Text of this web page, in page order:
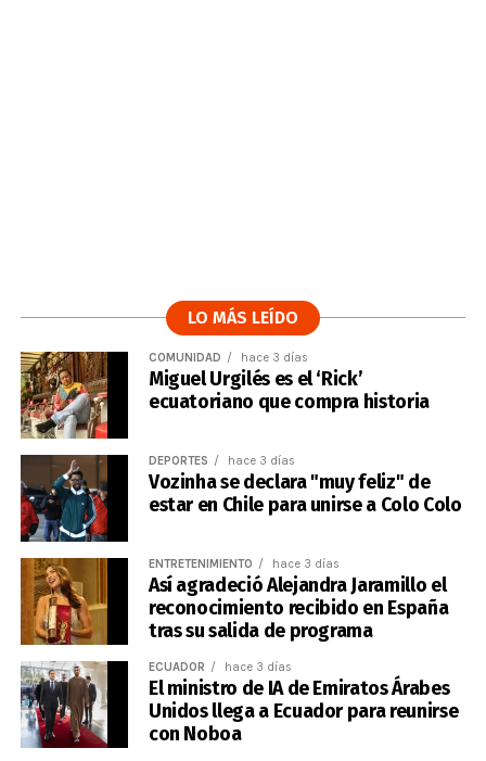
LO MÁS LEÍDO
COMUNIDAD hace 3 días
Miguel Urgilés es el ‘Rick’
ecuatoriano que compra historia
DEPORTES hace 3 días
Vozinha se declara "muy feliz" de
estar en Chile para unirse a Colo Colo
ENTRETENIMIENTO hace 3 días
Así agradeció Alejandra Jaramillo el
reconocimiento recibido en España
tras su salida de programa
ECUADOR hace 3 días
El ministro de IA de Emiratos Árabes
Unidos llega a Ecuador para reunirse
con Noboa